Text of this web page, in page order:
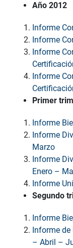
Año 2012
Informe
Informe
Informe
Informe
Primer
Informe
Informe
Marzo
Informe
Enero –
Informe
Segundo
Informe
Informe
– Abril –